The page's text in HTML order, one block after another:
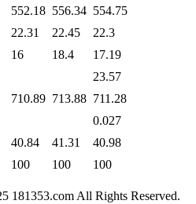
552.18 556.34 554.75
22.31 22.45
22.3
16 18.4
17.19
23.57
710.89 713.88 711.28
0.027
40.84 41.31
40.98
100 100 100
181353.com All Rights Reserved.